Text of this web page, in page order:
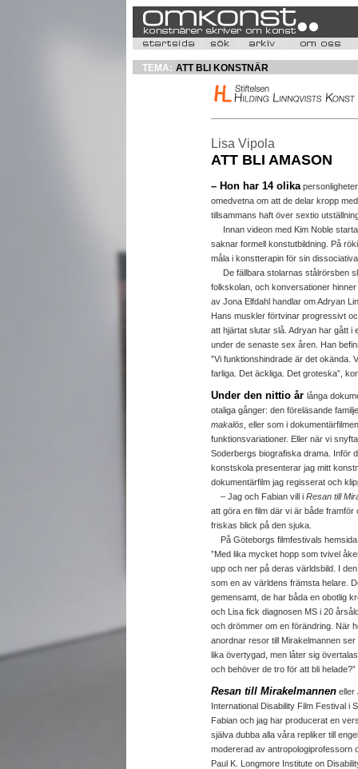
TEMA: ATT BLI KONSTNÄR
Lisa Vipola
ATT BLI AMASON
– Hon har 14 olika
omedvetna om att de delar kropp
tillsammans haft över sextio
Innan videon med Kim Noble
saknar formell konstutbildning. På
måla i konstterapin för sin
De fällbara stolarnas stålrörsben
folkskolan, och konversationer
av Jona Elfdahl handlar om Adryan
Hans muskler förtvinar progressivt
att hjärtat slutar slå. Adryan har gått i
under de senaste sex åren. Han
”Vi funktionshindrade är det okända.
farliga. Det äckliga. Det groteska”,
Under den nittio år långa
otaliga gånger: den föreläsande
makalös , eller som i
funktionsvariationer. Eller när vi
Soderbergs biografiska drama. Inför
konstskola presenterar jag mitt
dokumentärfilm jag regisserat och
– Jag och Fabian vill i Resan till
att göra en film där vi är både
friskas blick på den sjuka.
På Göteborgs filmfestivals
”Med lika mycket hopp som tvivel
upp och ner på deras världsbild. I
som en av världens främsta helare.
gemensamt, de har båda en obotlig
och Lisa fick diagnosen MS i 20
och drömmer om en förändring. När
anordnar resor till Mirakelmannen
lika övertygad, men låter sig
och behöver de tro för att bli helade?”
Resan till Mirakelmannen eller
International Disability Film Festival i
Fabian och jag har producerat en
själva dubba alla våra repliker till
modererad av antropologiprofessorn
Paul K. Longmore Institute on